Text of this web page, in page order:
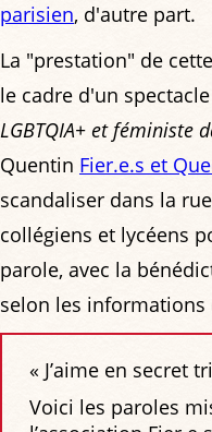
parisien, d'autre part.
La "prestation" de
le cadre d'un
LGBTQIA+ et féministe
Quentin Fier.e.s et
scandaliser dans la
collégiens et lycéens
parole, avec la
selon les
« J’aime en secret
Voici les paroles